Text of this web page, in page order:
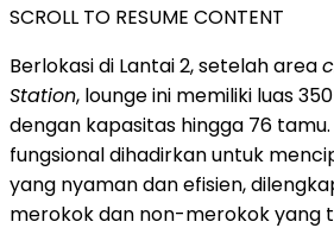
SCROLL TO RESUME CONTENT
Berlokasi di Lantai 2, setelah area
Station, lounge ini memiliki luas
dengan kapasitas hingga 76
fungsional dihadirkan untuk
yang nyaman dan efisien,
merokok dan non-merokok yang